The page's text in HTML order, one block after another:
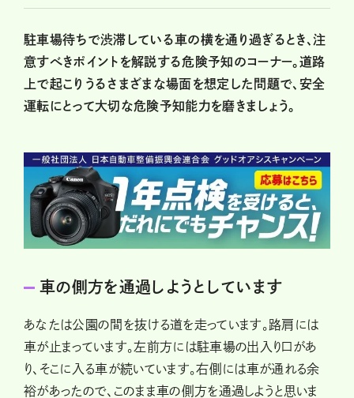
駐車場待ちで渋滞している車の横を通り過ぎるとき、注
意すべきポイントを解説する危険予知のコーナー。道路
上で起こりうるさまざまな場面を想定した問題で、安全
運転にとって大切な危険予知能力を磨きましょう。
車の側方を通過しようとしています
あなたは公園の間を抜ける道を走っています。路肩には
車が止まっています。左前方には駐車場の出入り口があ
り、そこに入る車が続いています。右側には車が通れる余
裕があったので、このまま車の側方を通過しようと思いま